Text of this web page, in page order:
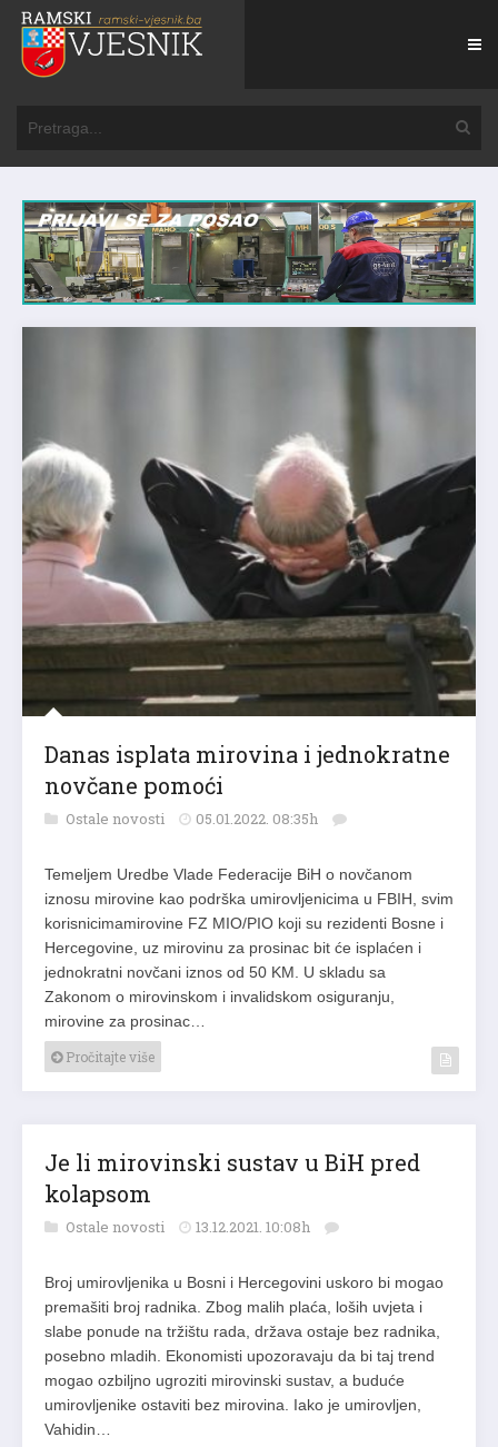
Danas isplata mirovina i jednokratne
novčane pomoći
Ostale novosti 05.01.2022. 08:35h
Temeljem Uredbe Vlade Federacije BiH o novčanom
iznosu mirovine kao podrška umirovljenicima u FBIH, svim
korisnicimamirovine FZ MIO/PIO koji su rezidenti Bosne i
Hercegovine, uz mirovinu za prosinac bit će isplaćen i
jednokratni novčani iznos od 50 KM. U skladu sa
Zakonom o mirovinskom i invalidskom osiguranju,
mirovine za prosinac…
Pročitajte više
Je li mirovinski sustav u BiH pred
kolapsom
Ostale novosti 13.12.2021. 10:08h
Broj umirovljenika u Bosni i Hercegovini uskoro bi mogao
premašiti broj radnika. Zbog malih plaća, loših uvjeta i
slabe ponude na tržištu rada, država ostaje bez radnika,
posebno mladih. Ekonomisti upozoravaju da bi taj trend
mogao ozbiljno ugroziti mirovinski sustav, a buduće
umirovljenike ostaviti bez mirovina. Iako je umirovljen,
Vahidin…